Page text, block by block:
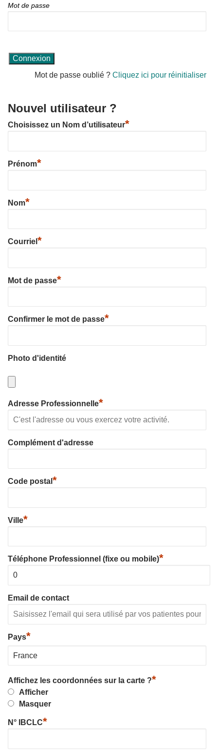
Mot de passe
Mot de passe oublié ? Cliquez ici pour réinitialiser
Nouvel utilisateur ?
Choisissez un Nom d’utilisateur*
Prénom*
Nom*
Courriel *
Mot de passe*
Confirmer le mot de passe*
Photo d'identité
Adresse Professionnelle*
Complément d'adresse
Code postal *
Ville*
Téléphone Professionnel (fixe ou mobile)*
Email de contact
Pays*
Affichez les coordonnées sur la carte ?*
Afficher
Masquer
N° IBCLC*